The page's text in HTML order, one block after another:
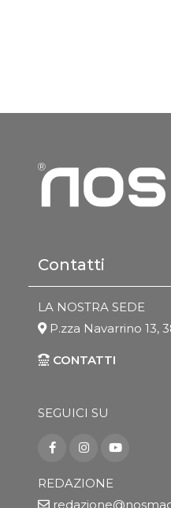
Contatti
LA NOSTRA SEDE
P.zza Navarrino 13,
CONTATTI
SEGUICI SU
REDAZIONE